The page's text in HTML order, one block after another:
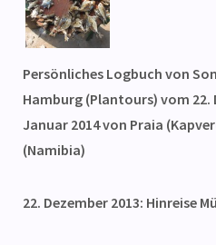
Persönliches Logbuch von
Hamburg (Plantours) vom 22.
Januar 2014 von Praia
(Namibia)
22. Dezember 2013: Hinreise